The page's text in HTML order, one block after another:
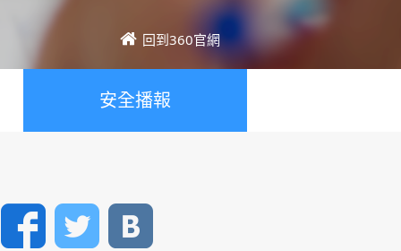
回到360官網
安全播報
FacebookTwitter